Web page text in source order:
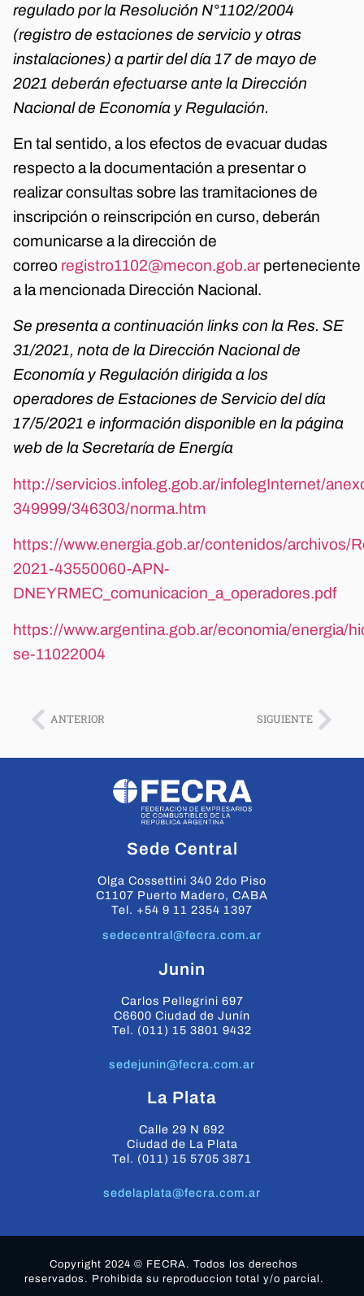
regulado por la Resolución N°1102/2004
(registro de estaciones de servicio y otras
instalaciones) a partir del día 17 de mayo de
2021 deberán efectuarse ante la Dirección
Nacional de Economía y Regulación.
En tal sentido, a los efectos de evacuar dudas
respecto a la documentación a presentar o
realizar consultas sobre las tramitaciones de
inscripción o reinscripción en curso, deberán
comunicarse a la dirección de
correo registro1102@mecon.gob.arperteneciente
a la mencionada Dirección Nacional.
Se presenta a continuación links con la Res. SE
31/2021, nota de la Dirección Nacional de
Economía y Regulación dirigida a los
operadores de Estaciones de Servicio del día
17/5/2021 e información disponible en la página
web de la Secretaría de Energía
http://servicios.infoleg.gob.ar/infolegInternet/
349999/346303/norma.htm
https://www.energia.gob.ar/contenidos/archivos/
2021-43550060-APN-
DNEYRMEC_comunicacion_a_operadores.pdf
https://www.argentina.gob.ar/economia/energia/
se-11022004
ANTERIOR SIGUIENTE
Sede Central
Olga Cossettini 340 2do Piso
C1107 Puerto Madero, CABA
Tel. +54 9 11 2354 1397
sedecentral@fecra.com.ar
Junin
Carlos Pellegrini 697
C6600 Ciudad de Junín
Tel. (011) 15 3801 9432
sedejunin@fecra.com.ar
La Plata
Calle 29 N 692
Ciudad de La Plata
Tel. (011) 15 5705 3871
sedelaplata@fecra.com.ar
Copyright 2024 © FECRA. Todos los derechos
reservados. Prohibida su reproduccion total y/o parcial.